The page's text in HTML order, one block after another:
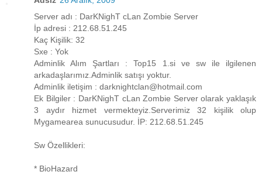
Server adı : DarKNighT cLan Zombie Server
İp adresi : 212.68.51.245
Kaç Kişilik: 32
Sxe : Yok
Adminlik Alım Şartları : Top15 1.si ve sw ile ilgilenen
arkadaşlarımız.Adminlik satışı yoktur.
Adminlik iletişim : darknightclan@hotmail.com
Ek Bilgiler : DarKNighT cLan Zombie Server olarak yaklaşık
3 aydır hizmet vermekteyiz.Serverimiz 32 kişilik olup
Mygamearea sunucusudur. İP: 212.68.51.245
Sw Özellikleri:
* BioHazard